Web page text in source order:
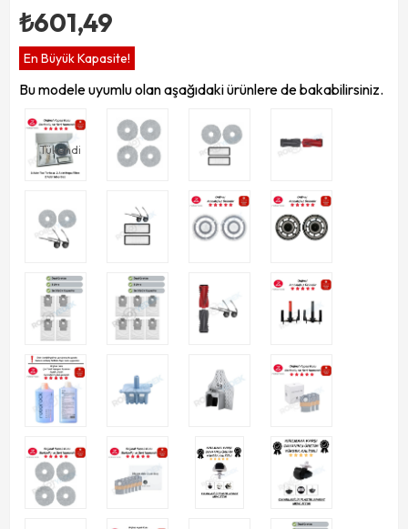
₺601,49
En Büyük Kapasite!
Bu modele uyumlu olan aşağıdaki ürünlere de bakabilirsiniz.
Tükendi